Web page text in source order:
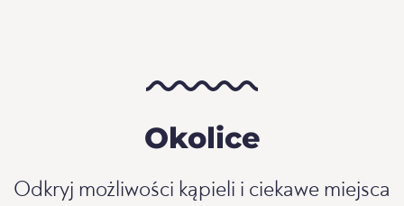
Okolice
Odkryj możliwości kąpieli i ciekawe miejsca